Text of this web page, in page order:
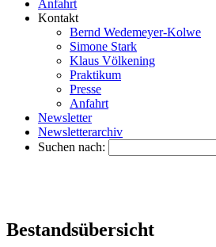
Anfahrt
Kontakt
Bernd Wedemeyer-Kolwe
Simone Stark
Klaus Völkening
Praktikum
Presse
Anfahrt
Newsletter
Newsletterarchiv
Suchen nach:
Bestandsübersicht